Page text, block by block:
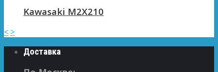
Kawasaki M2X210
< >
Доставка